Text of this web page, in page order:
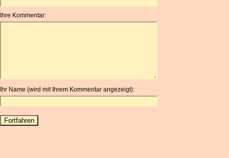
Ihre Kommentar:
Ihr Name (wird mit Ihrem Kommentar angezeigt):